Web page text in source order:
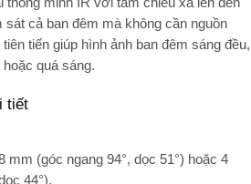
sát cả ban đêm mà không cần nguồn
tiến giúp hình ảnh ban đêm sáng đều,
quá sáng.
tiết
mm (góc ngang 94°, dọc 51°) hoặc 4
44°).